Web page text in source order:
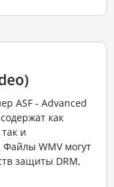
ASF - Advanced
как
и
WMV могут
защиты DRM,